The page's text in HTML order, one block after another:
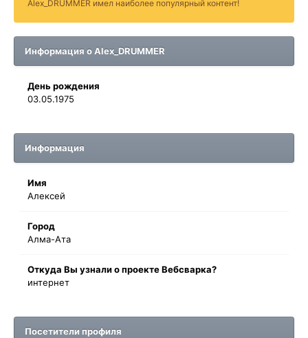
Alex_DRUMMER имел наиболее популярный контент!
Информация о Alex_DRUMMER
День рождения
03.05.1975
Информация
Имя
Алексей
Город
Алма-Ата
Oткyдa Вы узнaли o проекте Вебсварка?
интернет
Посетители профиля